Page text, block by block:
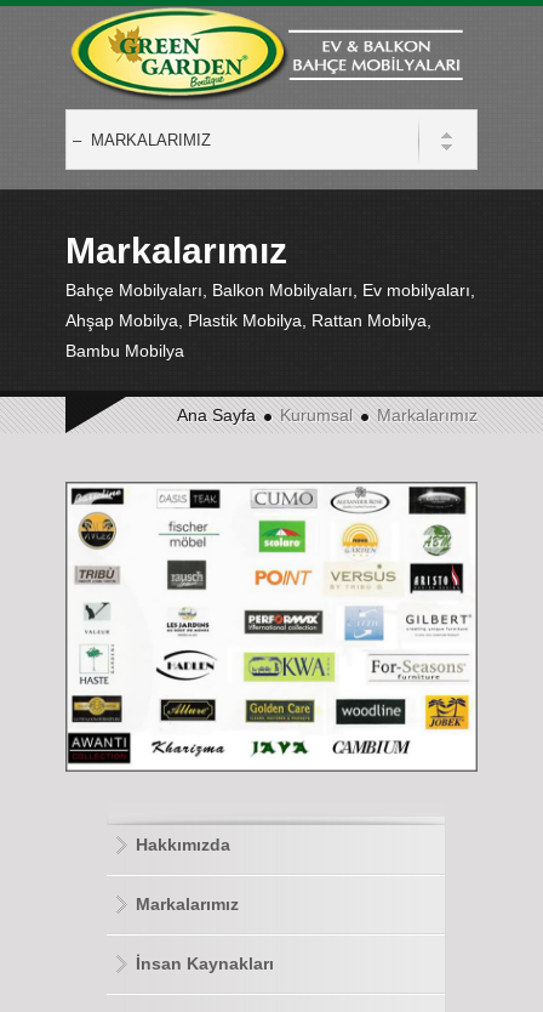
Markalarımız
Bahçe Mobilyaları, Balkon Mobilyaları, Ev mobilyaları,
Ahşap Mobilya, Plastik Mobilya, Rattan Mobilya,
Bambu Mobilya
Ana Sayfa Kurumsal Markalarımız
Hakkımızda
Markalarımız
İnsan Kaynakları